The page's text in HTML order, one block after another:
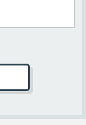
条件がそ
とし、本
サイト
弊社指定